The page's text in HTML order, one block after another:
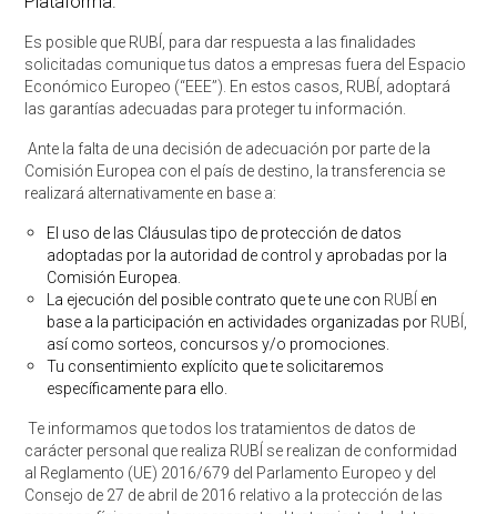
Es posible que RUBÍ, para dar respuesta a las finalidades
solicitadas comunique tus datos a empresas fuera del Espacio
Económico Europeo (‘‘EEE’’). En estos casos, RUBÍ, adoptará
las garantías adecuadas para proteger tu información.
Ante la falta de una decisión de adecuación por parte de la
Comisión Europea con el país de destino, la transferencia se
realizará alternativamente en base a:
El uso de las Cláusulas tipo de protección de datos
adoptadas por la autoridad de control y aprobadas por la
Comisión Europea.
La ejecución del posible contrato que te une con RUBÍ en
base a la participación en actividades organizadas por RUBÍ,
así como sorteos, concursos y/o promociones.
Tu consentimiento explícito que te solicitaremos
específicamente para ello.
Te informamos que todos los tratamientos de datos de
carácter personal que realiza RUBÍ se realizan de conformidad
al Reglamento (UE) 2016/679 del Parlamento Europeo y del
Consejo de 27 de abril de 2016 relativo a la protección de las